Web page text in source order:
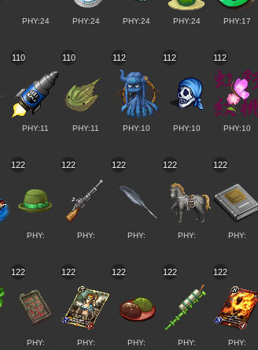
PHY:24 PHY:24 PHY:24 PHY:24 PHY:17
110
PHY:11
110
PHY:11
112
PHY:10
112
PHY:10
112
PHY:10
122
PHY:
122
PHY:
122
PHY:
122
PHY:
122
PHY:
122
PHY:
122
PHY:
122
PHY:
122
PHY:
122
PHY: